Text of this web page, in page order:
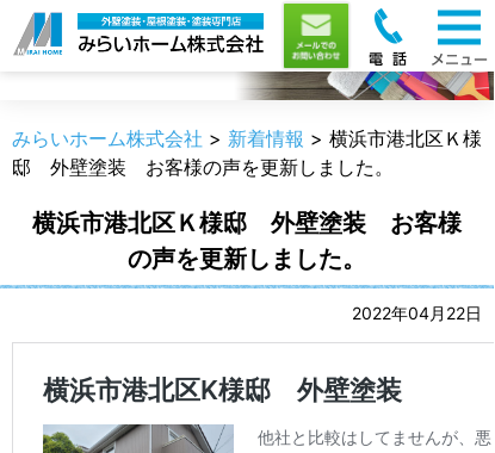
新着情報
みらいホーム株式会社 > 新着情報 > 横浜市港北区Ｋ様
邸 外壁塗装 お客様の声を更新しました。
横浜市港北区Ｋ様邸 外壁塗装 お客様
の声を更新しました。
2022年04月22日